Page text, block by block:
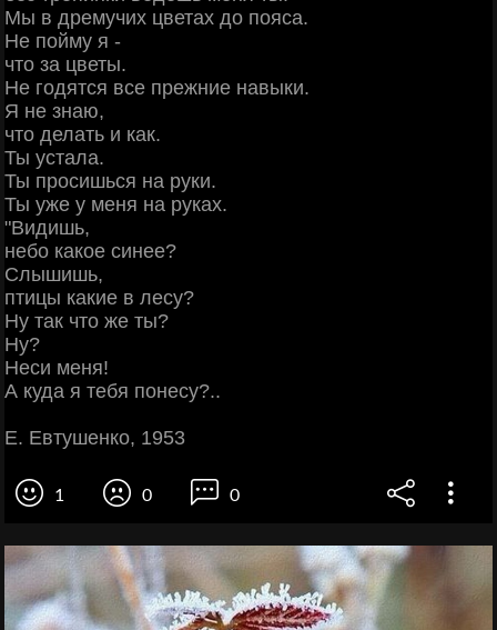
Мы в дремучих цветах до пояса.
Не пойму я -
что за цветы.
Не годятся все прежние навыки.
Я не знаю,
что делать и как.
Ты устала.
Ты просишься на руки.
Ты уже у меня на руках.
"Видишь,
небо какое синее?
Слышишь,
птицы какие в лесу?
Ну так что же ты?
Ну?
Неси меня!
А куда я тебя понесу?..
Е. Евтушенко, 1953
1 0 0